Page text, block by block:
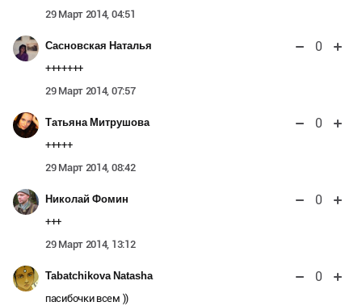
29 Март 2014, 04:51
Сасновская Наталья 0
+++++++
29 Март 2014, 07:57
Татьяна Митрушова 0
+++++
29 Март 2014, 08:42
Николай Фомин 0
+++
29 Март 2014, 13:12
Tabatchikova Natasha 0
пасибочки всем ))